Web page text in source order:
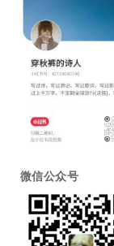
微信公众号